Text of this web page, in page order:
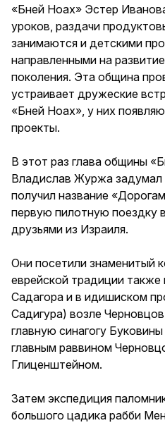
«Бней Ноах» Эстер
уроков, раздачи
занимаются и детскими
направленными на
поколения. Эта община
устраивает дружеские
«Бней Ноах», у них
проекты.
В этот раз глава общины
Владислав Журжа задумал
получил название
первую пилотную поездку
друзьями из Израиля.
Они посетили знаменитый
еврейской традиции также
Садагора и в идишиском
Садигура) возле
главную синагогу
главным раввином
Глиценштейном.
Затем экспедиция
большого цадика рабби